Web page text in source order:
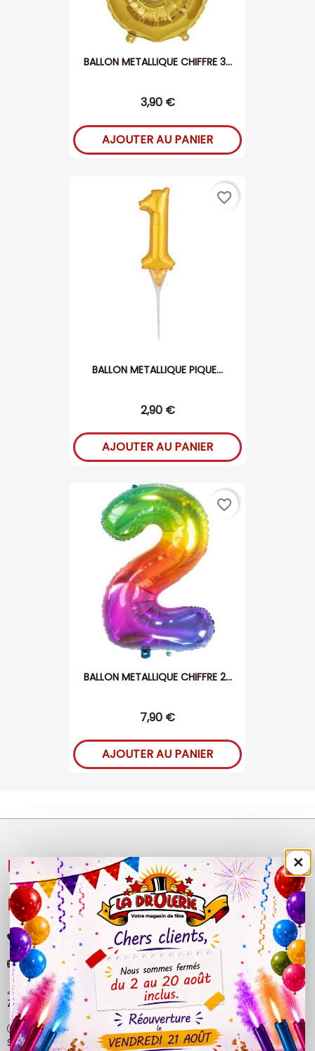
BALLON METALLIQUE CHIFFRE 3...
3,90 €
AJOUTER AU PANIER
BALLON METALLIQUE PIQUE...
2,90 €
AJOUTER AU PANIER
favorite_border
BALLON METALLIQUE CHIFFRE 2...
7,90 €
AJOUTER AU PANIER
favorite_border
NOS PRODUITS 
LÉGAL 
+33 (0)4 50 40 81 00
contact@ladrolerie.fr
38 Rue de la Maladière
Z.A de la maladiere 01210 Ornex
Ma-Ve : 9h30 - 12h30 | 14h30 - 19h00
Sa : 9h30 - 12h30 | 14h00 - 18h30
×